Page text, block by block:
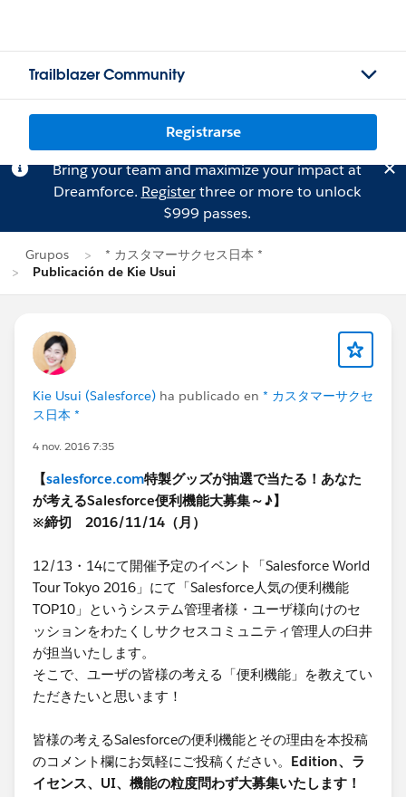
Trailblazer Community
Registrarse
Bring your team and maximize your impact at
Dreamforce. Registerthree or more to unlock
$999 passes.
Grupos
* カスタマーサクセス日本 *
Publicación de Kie Usui
Kie Usui (Salesforce) ha publicado en * カスタマーサクセ
ス日本 *
4 nov. 2016 7:35
【salesforce.com特製グッズが抽選で当たる！あなた
が考えるSalesforce便利機能大募集～♪】
※締切 2016/11/14（月）
12/13・14にて開催予定のイベント「Salesforce World
Tour Tokyo 2016」にて「Salesforce人気の便利機能
TOP10」というシステム管理者様・ユーザ様向けのセ
ッションをわたくしサクセスコミュニティ管理人の臼井
が担当いたします。
そこで、ユーザの皆様の考える「便利機能」を教えてい
ただきたいと思います！
皆様の考えるSalesforceの便利機能とその理由を本投稿
のコメント欄にお気軽にご投稿ください。 Edition、ラ
イセンス、UI、機能の粒度問わず大募集いたします！